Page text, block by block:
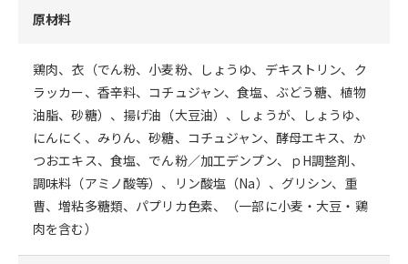
原材料
鶏肉、衣（でん粉、小麦粉、しょうゆ、デキストリン、ク
ラッカー、香辛料、コチュジャン、食塩、ぶどう糖、植物
油脂、砂糖）、揚げ油（大豆油）、しょうが、しょうゆ、
にんにく、みりん、砂糖、コチュジャン、酵母エキス、か
つおエキス、食塩、でん粉／加工デンプン、ｐH調整剤、
調味料（アミノ酸等）、リン酸塩（Na）、グリシン、重
曹、増粘多糖類、パプリカ色素、（一部に小麦・大豆・鶏
肉を含む）